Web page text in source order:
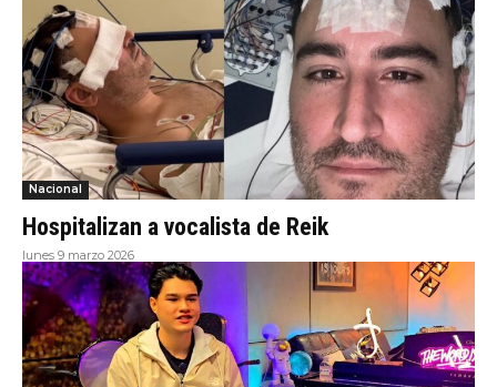
Nacional
Hospitalizan a vocalista de Reik
lunes 9 marzo 2026